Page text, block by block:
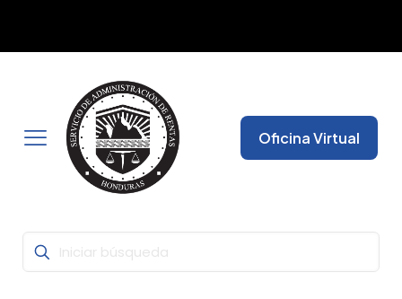
desde cualquier lugar.